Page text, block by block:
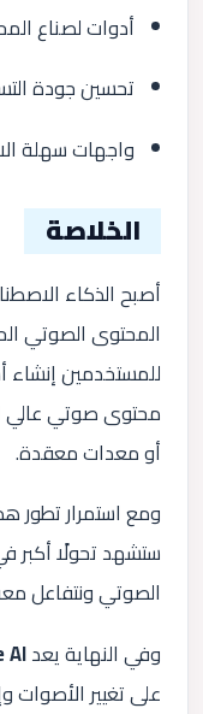
أدوات لصناع
تحسين جودة
واجهات سهلة
الخلاصة
أصبح الذكاء
المحتوى الصوتي
للمستخدمين إنشاء
محتوى صوتي عالي
أو معدات معقدة.
ومع استمرار تطور
ستشهد تحولًا أكبر
الصوتي ونتفاعل معه
وفي النهاية يعدAI
على تغيير الأصوات